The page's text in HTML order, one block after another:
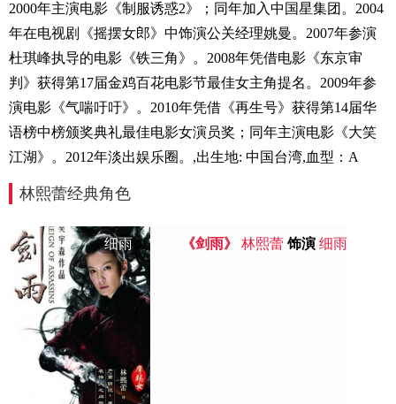
2000年主演电影《制服诱惑2》；同年加入中国星集团。2004
年在电视剧《摇摆女郎》中饰演公关经理姚曼。2007年参演
杜琪峰执导的电影《铁三角》。2008年凭借电影《东京审
判》获得第17届金鸡百花电影节最佳女主角提名。2009年参
演电影《气喘吁吁》。2010年凭借《再生号》获得第14届华
语榜中榜颁奖典礼最佳电影女演员奖；同年主演电影《大笑
江湖》。2012年淡出娱乐圈。,出生地: 中国台湾,血型：A
林熙蕾经典角色
细雨 《剑雨》 林熙蕾 饰演 细雨